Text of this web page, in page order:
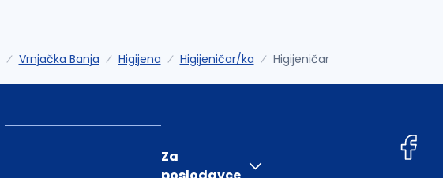
Vrnjačka Banja Higijena Higijeničar/ka Higijeničar
Za